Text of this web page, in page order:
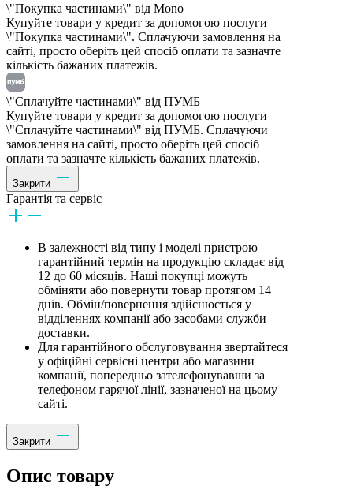
\"Покупка частинами\" від Mono
Купуйте товари у кредит за допомогою послуги
\"Покупка частинами\". Сплачуючи замовлення на
сайті, просто оберіть цей спосіб оплати та зазначте
кількість бажаних платежів.
\"Сплачуйте частинами\" від ПУМБ
Купуйте товари у кредит за допомогою послуги
\"Сплачуйте частинами\" від ПУМБ. Сплачуючи
замовлення на сайті, просто оберіть цей спосіб
оплати та зазначте кількість бажаних платежів.
Закрити
Гарантія та сервіс
В залежності від типу і моделі пристрою
гарантійний термін на продукцію складає від
12 до 60 місяців. Наші покупці можуть
обміняти або повернути товар протягом 14
днів. Обмін/повернення здійснюється у
відділеннях компанії або засобами служби
доставки.
Для гарантійного обслуговування звертайтеся
у офіційні сервісні центри або магазини
компанії, попередньо зателефонувавши за
телефоном гарячої лінії, зазначеної на цьому
сайті.
Закрити
Опис товару